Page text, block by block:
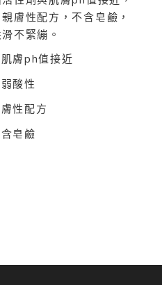
膚性配方，不含皂鹼，
不緊繃。
膚ph值接近
酸性
性配方
皂鹼